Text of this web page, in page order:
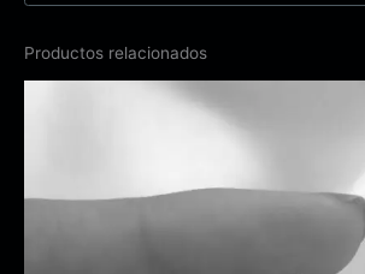
Productos relacionados